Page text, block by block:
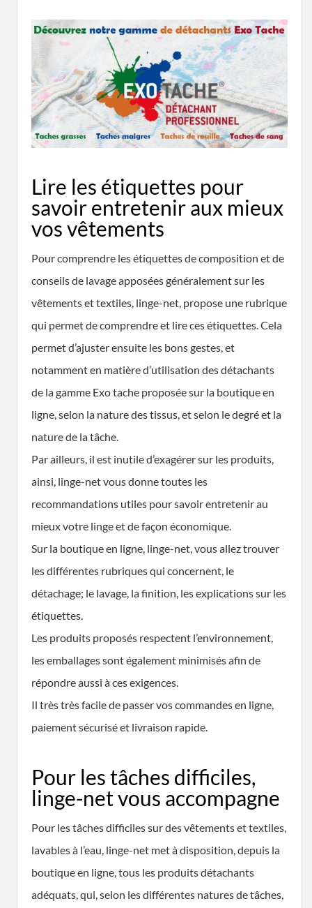
Lire les étiquettes pour
savoir entretenir aux mieux
vos vêtements
Pour comprendre les étiquettes de composition et de
conseils de lavage apposées généralement sur les
vêtements et textiles, linge-net, propose une rubrique
qui permet de comprendre et lire ces étiquettes. Cela
permet d’ajuster ensuite les bons gestes, et
notamment en matière d’utilisation des détachants
de la gamme Exo tache proposée sur la boutique en
ligne, selon la nature des tissus, et selon le degré et la
nature de la tâche.
Par ailleurs, il est inutile d’exagérer sur les produits,
ainsi, linge-net vous donne toutes les
recommandations utiles pour savoir entretenir au
mieux votre linge et de façon économique.
Sur la boutique en ligne, linge-net, vous allez trouver
les différentes rubriques qui concernent, le
détachage; le lavage, la finition, les explications sur les
étiquettes.
Les produits proposés respectent l’environnement,
les emballages sont également minimisés afin de
répondre aussi à ces exigences.
Il très très facile de passer vos commandes en ligne,
paiement sécurisé et livraison rapide.
Pour les tâches difficiles,
linge-net vous accompagne
Pour les tâches difficiles sur des vêtements et textiles,
lavables à l’eau, linge-net met à disposition, depuis la
boutique en ligne, tous les produits détachants
adéquats, qui, selon les différentes natures de tâches,